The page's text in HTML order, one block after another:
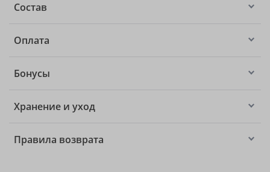
Состав
Оплата
Бонусы
Хранение и уход
Правила возврата